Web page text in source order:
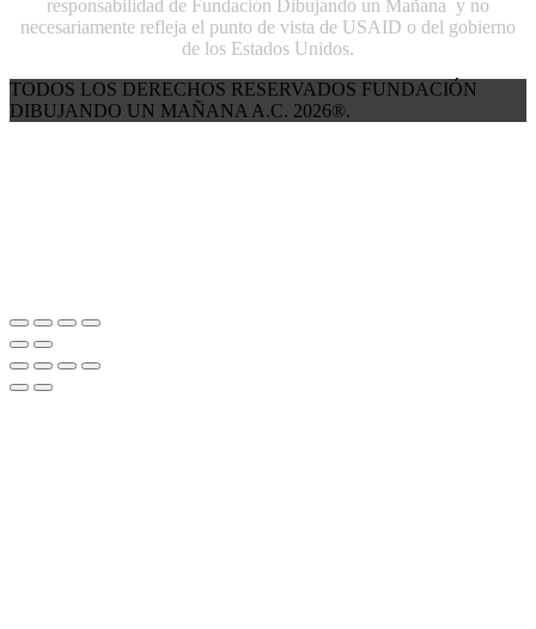
responsabilidad de Fundación Dibujando un Mañana y no
necesariamente refleja el punto de vista de USAID o del gobierno
de los Estados Unidos.
TODOS LOS DERECHOS RESERVADOS FUNDACIÓN
DIBUJANDO UN MAÑANA A.C. 2026®.